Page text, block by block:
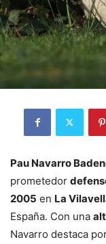
Pau Navarro
prometedor
2005 en La
España. Con una
Navarro destaca